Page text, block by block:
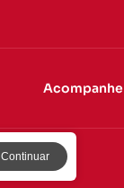
Acompanhe
Continuar